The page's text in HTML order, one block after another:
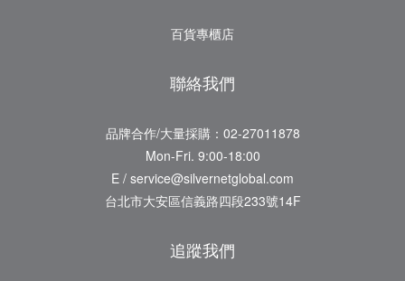
百貨專櫃店
聯絡我們
品牌合作/大量採購：02-27011878
Mon-Fri. 9:00-18:00
E / service@silvernetglobal.com
台北市大安區信義路四段233號14F
追蹤我們